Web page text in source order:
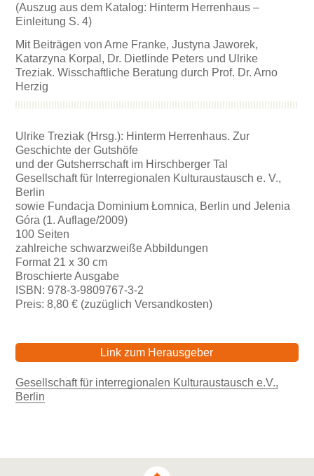
(Auszug aus dem Katalog: Hinterm Herrenhaus –
Einleitung S. 4)
Mit Beiträgen von Arne Franke, Justyna Jaworek,
Katarzyna Korpal, Dr. Dietlinde Peters und Ulrike
Treziak. Wisschaftliche Beratung durch Prof. Dr. Arno
Herzig
Ulrike Treziak (Hrsg.): Hinterm Herrenhaus. Zur
Geschichte der Gutshöfe
und der Gutsherrschaft im Hirschberger Tal
Gesellschaft für Interregionalen Kulturaustausch e. V.,
Berlin
sowie Fundacja Dominium Łomnica, Berlin und Jelenia
Góra (1. Auflage/2009)
100 Seiten
zahlreiche schwarzweiße Abbildungen
Format 21 x 30 cm
Broschierte Ausgabe
ISBN: 978-3-9809767-3-2
Preis: 8,80 € (zuzüglich Versandkosten)
Link zum Herausgeber
Gesellschaft für interregionalen Kulturaustausch e.V.,
Berlin